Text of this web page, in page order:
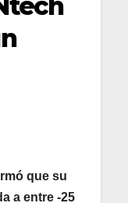
que su
a entre -25